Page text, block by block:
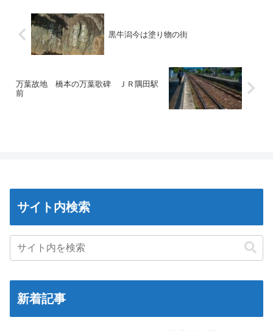
黒牛潟今は塗り物の街
万葉故地 橋本の万葉歌碑 ＪＲ隅田駅
前
サイト内検索
新着記事